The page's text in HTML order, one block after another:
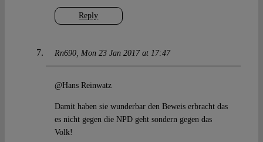
Reply
Rn690 Mon 23 Jan 2017 at 17:47
@Hans Reinwatz
Damit haben sie wunderbar den Beweis erbracht das
es nicht gegen die NPD geht sondern gegen das
Volk!